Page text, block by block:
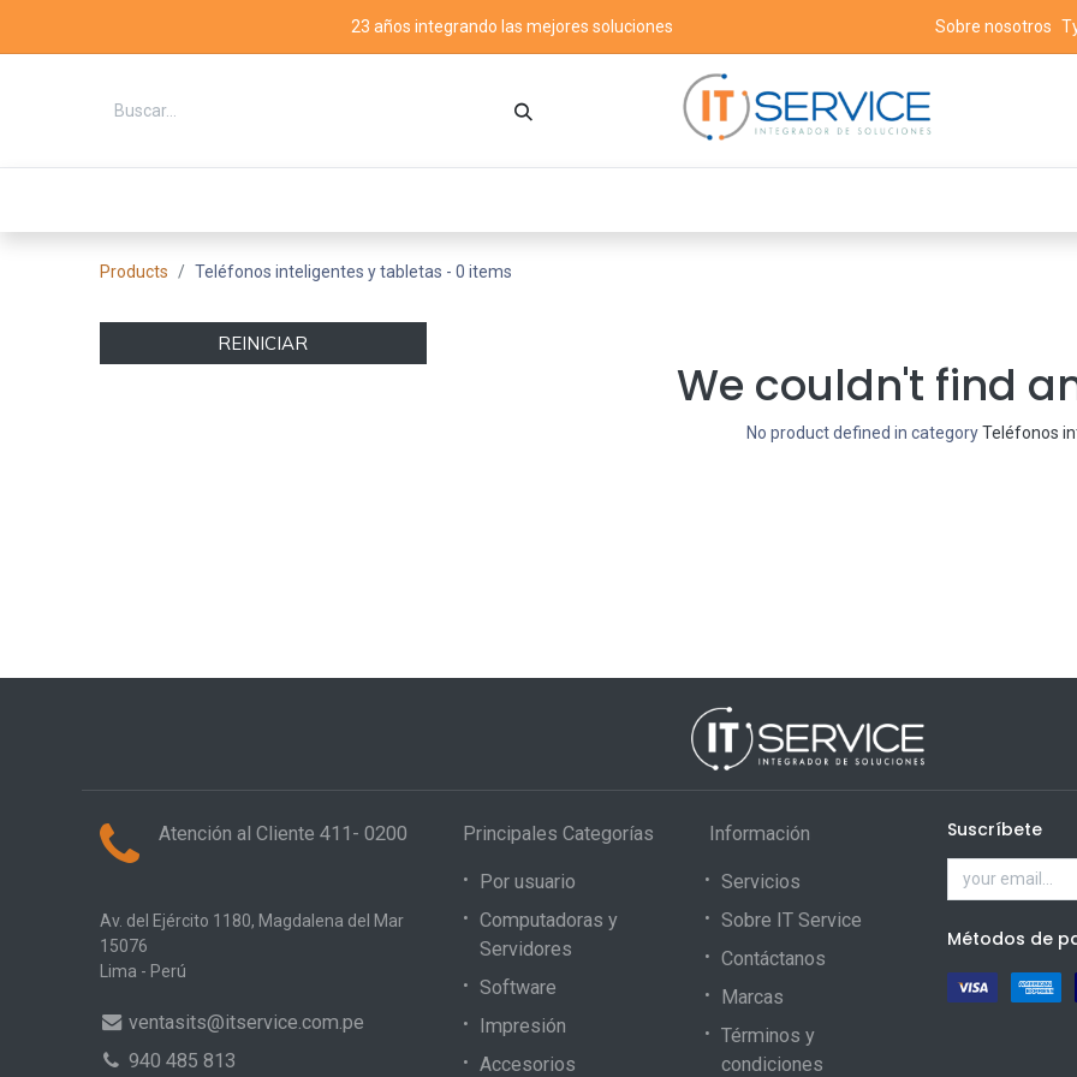
23 años integrando las mejores soluciones Sobre nosotros
Products Teléfonos inteligentes y tabletas - 0 items
REINICIAR
We couldn't find
No product defined in categoryTeléfonos
Atención al Cliente 411- 0200
Av. del Ejército 1180, Magdalena del Mar
15076
Lima - Perú
ventasits@itservice.com.pe
940 485 813
Principales Categorías
Por usuario
Computadoras y
Servidores
Software
Impresión
Accesorios
Información
Servicios
Sobre IT Service
Contáctanos
Marcas
Términos y
condiciones
Suscríbete
Métodos de